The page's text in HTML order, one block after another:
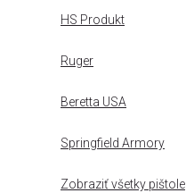
HS Produkt
Ruger
Beretta USA
Springfield Armory
Zobraziť všetky pištole